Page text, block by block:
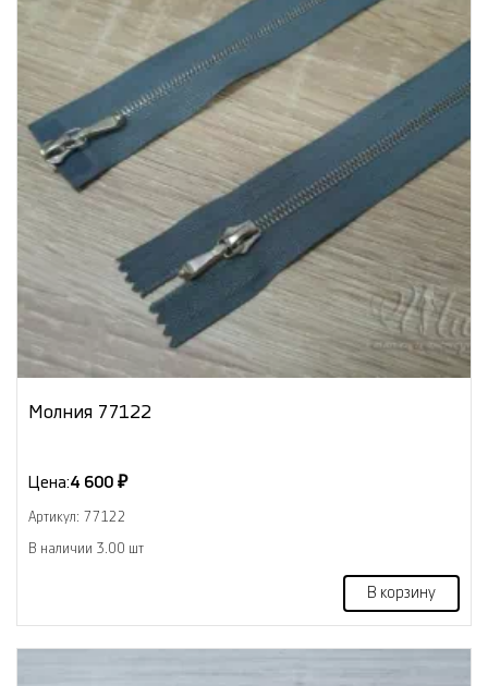
Молния 77122
Цена:4 600 ₽
Артикул: 77122
В наличии 3.00 шт
В корзину